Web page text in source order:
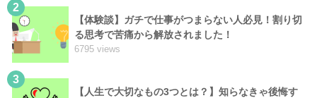
2
【体験談】ガチで仕事がつまらない人必見！割り切
る思考で苦痛から解放されました！
6795 views
3
【人生で大切なもの3つとは？】知らなきゃ後悔す